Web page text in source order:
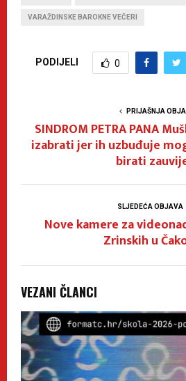
VARAŽDINSKE BAROKNE VEČERI
PODIJELI 0
PRIJAŠNJA
SINDROM PETRA PANA
izabrati jer ih uzbuđuje
birati
SLJEDEĆA OBJAVA
Nove kamere za
Zrinskih u
VEZANI ČLANCI